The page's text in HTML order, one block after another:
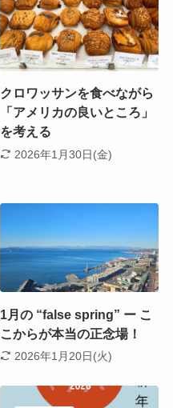
クロワッサンを食べながら
「アメリカの良いところ」
を考える
2026年1月30日(金)
1月の “false spring” ー こ
こからが本当の正念場！
2026年1月20日(火)